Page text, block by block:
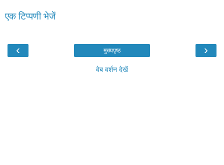
एक टिप्पणी भेजें
‹ ›
मुख्यपृष्ठ
वेब वर्शन देखें